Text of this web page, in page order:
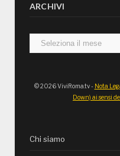
ARCHIVI
Archivi
© 2026 ViviRoma.tv - Nota
Down) ai sensi
Chi siamo